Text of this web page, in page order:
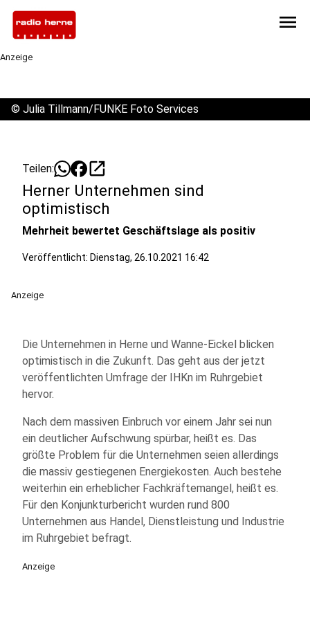
menu
Anzeige
© Julia Tillmann/FUNKE Foto Services
Teilen: open_in_new
Herner Unternehmen sind
optimistisch
Mehrheit bewertet Geschäftslage als positiv
Veröffentlicht: Dienstag, 26.10.2021 16:42
Anzeige
Die Unternehmen in Herne und Wanne-Eickel blicken
optimistisch in die Zukunft. Das geht aus der jetzt
veröffentlichten Umfrage der IHKn im Ruhrgebiet
hervor.
Nach dem massiven Einbruch vor einem Jahr sei nun
ein deutlicher Aufschwung spürbar, heißt es. Das
größte Problem für die Unternehmen seien allerdings
die massiv gestiegenen Energiekosten. Auch bestehe
weiterhin ein erheblicher Fachkräftemangel, heißt es.
Für den Konjunkturbericht wurden rund 800
Unternehmen aus Handel, Dienstleistung und Industrie
im Ruhrgebiet befragt.
Anzeige